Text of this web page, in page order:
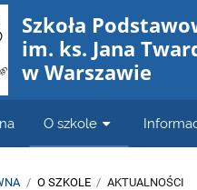
Szkoła
im. ks. Jana
w Warszawie
O szkole
/ O SZKOLE / AKTUALNOŚCI